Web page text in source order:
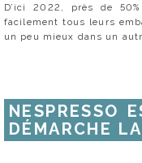
D’ici 2022, près de
facilement tous leurs
un peu mieux dans un
NESPRESSO
DÉMARCHE